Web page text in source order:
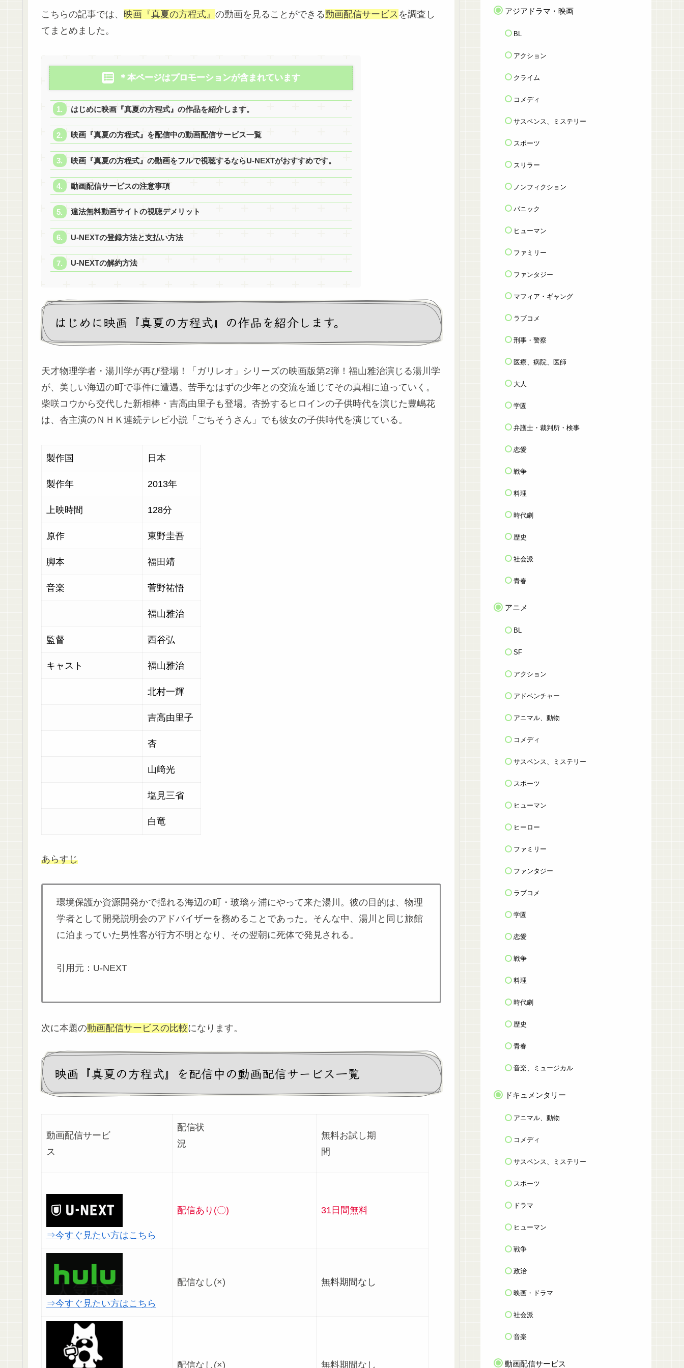
こちらの記事では、 映画『真夏の方程式』 の動画を見ることができる動画配信サービス を調査し
てまとめました。
＊本ページはプロモーションが含まれています
はじめに映画『真夏の方程式』の作品を紹介します。
映画『真夏の方程式』を配信中の動画配信サービス一覧
映画『真夏の方程式』の動画をフルで視聴するならU-NEXTがおすすめです。
動画配信サービスの注意事項
違法無料動画サイトの視聴デメリット
U-NEXTの登録方法と支払い方法
U-NEXTの解約方法
はじめに映画『真夏の方程式』の作品を紹介します。
天才物理学者・湯川学が再び登場！「ガリレオ」シリーズの映画版第2弾！福山雅治演じる湯川学
が、美しい海辺の町で事件に遭遇。苦手なはずの少年との交流を通じてその真相に迫っていく。
柴咲コウから交代した新相棒・吉高由里子も登場。杏扮するヒロインの子供時代を演じた豊嶋花
は、杏主演のＮＨＫ連続テレビ小説「ごちそうさん」でも彼女の子供時代を演じている。
製作国 日本
製作年 2013年
上映時間 128分
原作 東野圭吾
脚本 福田靖
音楽 菅野祐悟
福山雅治
監督 西谷弘
キャスト 福山雅治
北村一輝
吉高由里子
杏
山﨑光
塩見三省
白竜
あらすじ
環境保護か資源開発かで揺れる海辺の町・玻璃ヶ浦にやって来た湯川。彼の目的は、物理
学者として開発説明会のアドバイザーを務めることであった。そんな中、湯川と同じ旅館
に泊まっていた男性客が行方不明となり、その翌朝に死体で発見される。
引用元：U-NEXT
次に本題の動画配信サービスの比較になります。
映画『真夏の方程式』を配信中の動画配信サービス一覧
動画配信サービ
ス
配信状
況
無料お試し期
間
⇒今すぐ見たい方はこちら
配信あり(〇) 31日間無料
⇒今すぐ見たい方はこちら
配信なし(×) 無料期間なし
配信なし(×) 無料期間なし
アジアドラマ・映画
BL
アクション
クライム
コメディ
サスペンス、ミステリー
スポーツ
スリラー
ノンフィクション
パニック
ヒューマン
ファミリー
ファンタジー
マフィア・ギャング
ラブコメ
刑事・警察
医療、病院、医師
大人
学園
弁護士・裁判所・検事
恋愛
戦争
料理
時代劇
歴史
社会派
青春
アニメ
BL
SF
アクション
アドベンチャー
アニマル、動物
コメディ
サスペンス、ミステリー
スポーツ
ヒューマン
ヒーロー
ファミリー
ファンタジー
ラブコメ
学園
恋愛
戦争
料理
時代劇
歴史
青春
音楽、ミュージカル
ドキュメンタリー
アニマル、動物
コメディ
サスペンス、ミステリー
スポーツ
ドラマ
ヒューマン
戦争
政治
映画・ドラマ
社会派
音楽
動画配信サービス